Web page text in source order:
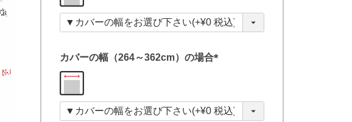
須
)
カバーの幅（264～362cm）の場合
須
)